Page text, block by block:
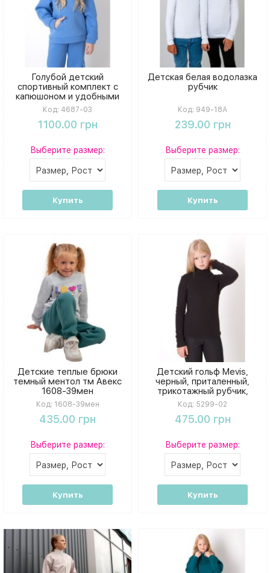
Голубой детский
спортивный комплект с
капюшоном и удобными
джогерами Mevis
Код: 4687-03
1100.00 грн
Выберите размер:
Купить
Детская белая водолазка
рубчик
Код: 949-18А
239.00 грн
Выберите размер:
Купить
Детские теплые брюки
темный ментол тм Авекс
1608-39мен
Код: 1608-39мен
435.00 грн
Выберите размер:
Купить
Детский гольф Mevis,
черный, приталенный,
трикотажный рубчик,
высокая горловина
Код: 5299-02
475.00 грн
Выберите размер:
Купить